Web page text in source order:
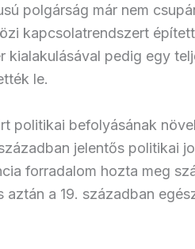
polgárság már nem
kapcsolatrendszert
kialakulásával pedig egy
le.
politikai befolyásának
jelentős politikai
forradalom hozta meg
a 19. században